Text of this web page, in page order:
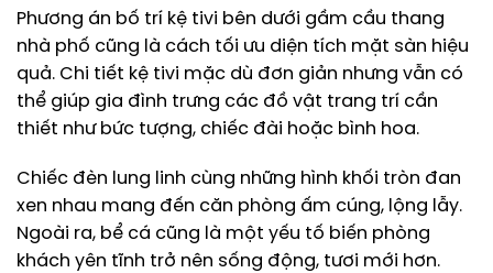
Phương án bố trí kệ tivi bên dưới gầm cầu thang
nhà phố cũng là cách tối ưu diện tích mặt sàn hiệu
quả. Chi tiết kệ tivi mặc dù đơn giản nhưng vẫn có
thể giúp gia đình trưng các đồ vật trang trí cần
thiết như bức tượng, chiếc đài hoặc bình hoa.
Chiếc đèn lung linh cùng những hình khối tròn đan
xen nhau mang đến căn phòng ấm cúng, lộng lẫy.
Ngoài ra, bể cá cũng là một yếu tố biến phòng
khách yên tĩnh trở nên sống động, tươi mới hơn.